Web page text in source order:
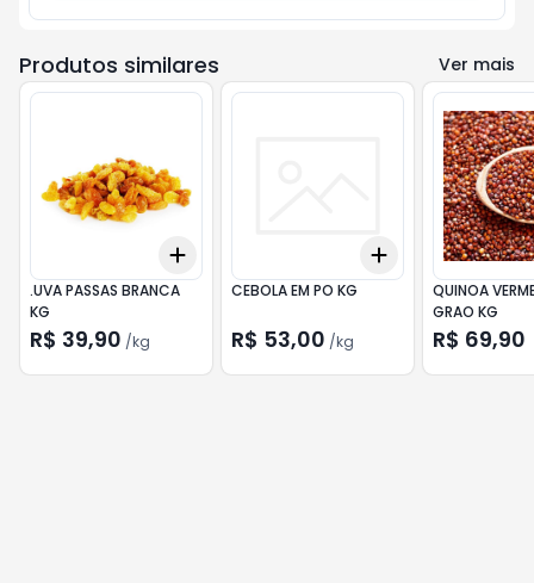
Produtos similares Ver mais
Add
.UVA PASSAS BRANCA
KG
R$ 39,90 /kg
kg +0.5kg
Add
CEBOLA EM PO KG
R$ 53,00 /kg
QUINOA
GRAO KG
R$ 69,90